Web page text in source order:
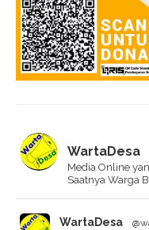
WartaDesa
Media Online
Saatnya Warga
WartaDesa